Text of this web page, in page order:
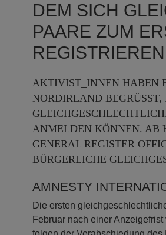
DEM SICH
PAARE ZUM
AKTIVIST_INNEN HABEN
NORDIRLAND BEGRÜSST,
LEICHGESCHLECHTLICHE
MELDEN KÖNNEN. AB
NERAL REGISTER
RGERLICHE
AMNESTY
Die ersten
Februar nach einer